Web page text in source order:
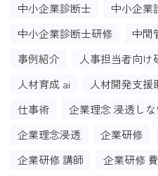
中小企業診断士
中小企業
中小企業診断士研修
中間
事例紹介
人事担当者向け
人材育成 ai
人材開発支援
仕事術
企業理念 浸透しな
企業理念浸透
企業研修
企業研修 講師
企業研修